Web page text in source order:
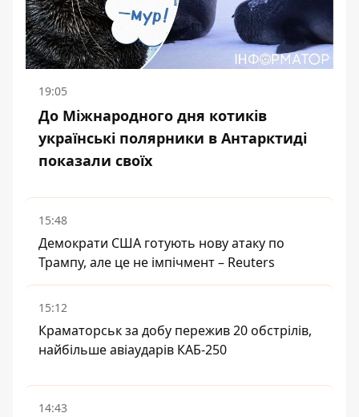
19:05
До Міжнародного дня котиків
українські полярники в Антарктиді
показали своїх
15:48
Демократи США готують нову атаку по
Трампу, але це не імпічмент – Reuters
15:12
Краматорськ за добу пережив 20 обстрілів,
найбільше авіаударів КАБ-250
14:43